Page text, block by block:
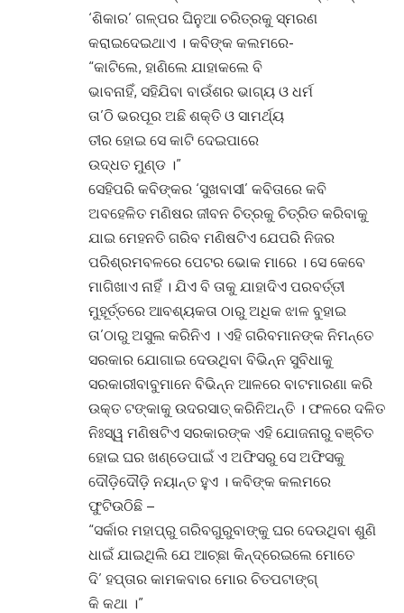
‘ଶିକାର’ ଗଳ୍ପର ଘିନୁଆ ଚରିତ୍ରକୁ ସ୍ମରଣ
କରାଇଦେଇଥାଏ । କବିଙ୍କ କଲମରେ-
“କାଟିଲେ, ହାଣିଲେ ଯାହାକଲେ ବି
ଭାବନାହିଁ, ସହିଯିବା ବାଉଁଶର ଭାଗ୍ୟ ଓ ଧର୍ମ
ତା’ଠି ଭରପୂର ଅଛି ଶକ୍ତି ଓ ସାମର୍ଥ୍ୟ
ତୀର ହୋଇ ସେ କାଟି ଦେଇପାରେ
ଉଦ୍ଧତ ମୁଣ୍ଡ ।”
ସେହିପରି କବିଙ୍କର ‘ସୁଖବାସୀ’ କବିତାରେ କବି
ଅବହେଳିତ ମଣିଷର ଜୀବନ ଚିତ୍ରକୁ ଚିତ୍ରିତ କରିବାକୁ
ଯାଇ ମେହନତି ଗରିବ ମଣିଷଟିଏ ଯେପରି ନିଜର
ପରିଶ୍ରମବଳରେ ପେଟର ଭୋକ ମାରେ । ସେ କେବେ
ମାଗିଖାଏ ନାହିଁ । ଯିଏ ବି ତାକୁ ଯାହାଦିଏ ପରବର୍ତ୍ତୀ
ମୁହୂର୍ତ୍ତରେ ଆବଶ୍ୟକତା ଠାରୁ ଅଧିକ ଝାଳ ବୁହାଇ
ତା’ଠାରୁ ଅସୁଲ କରିନିଏ । ଏହି ଗରିବମାନଙ୍କ ନିମନ୍ତେ
ସରକାର ଯୋଗାଇ ଦେଉଥିବା ବିଭିନ୍ନ ସୁବିଧାକୁ
ସରକାରୀବାବୁମାନେ ବିଭିନ୍ନ ଆଳରେ ବାଟମାରଣା କରି
ଉକ୍ତ ଟଙ୍କାକୁ ଉଦରସାତ୍ କରିନିଅନ୍ତି । ଫଳରେ ଦଳିତ
ନିଃସ୍ୱ ମଣିଷଟିଏ ସରକାରଙ୍କ ଏହି ଯୋଜନାରୁ ବଞ୍ଚିତ
ହୋଇ ଘର ଖଣ୍ଡେପାଇଁ ଏ ଅଫିସରୁ ସେ ଅଫିସକୁ
ଦୌଡ଼ିଦୌଡ଼ି ନୟାନ୍ତ ହୁଏ । କବିଙ୍କ କଲମରେ
ଫୁଟିଉଠିଛି –
“ସର୍କାର ମହାପ୍‌ରୁ ଗରିବଗୁରୁବାଙ୍କୁ ଘର ଦେଉଥିବା ଶୁଣି
ଧାଇଁ ଯାଇଥିଲି ଯେ ଆଚ୍ଛା କିନ୍ଦ୍ରେଇଲେ ମୋତେ
ଦି’ ହପ୍ତାର କାମକବାର ମୋର ଚିତପଟାଙ୍ଗ୍‌
କି କଥା ।”